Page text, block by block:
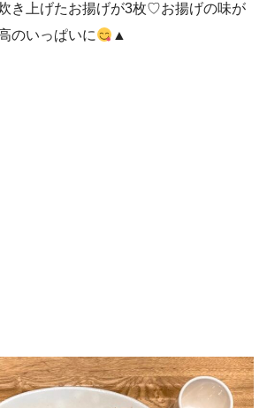
き上げたお揚げが3枚♡お揚げの味が
のいっぱいに
▲